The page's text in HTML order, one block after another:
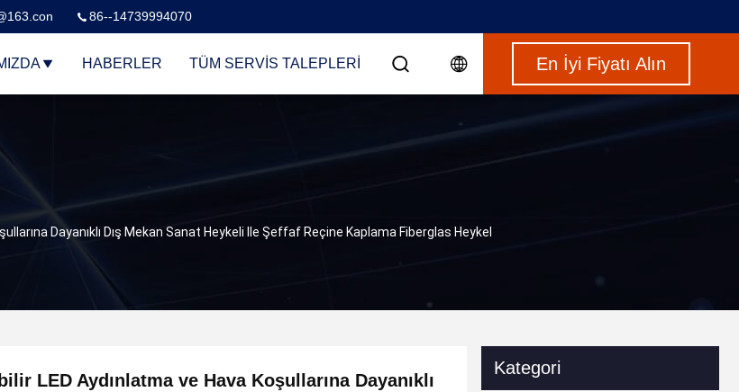
86--14739994070
HABERLER TÜM SERVIS TALEPLERI En İyi Fiyatı Alın
Dayanıklı Dış Mekan Sanat Heykeli Ile Şeffaf Reçine Kaplama Fiberglas Heykel
LED Aydınlatma ve Hava Koşullarına Dayanıklı
Kategori